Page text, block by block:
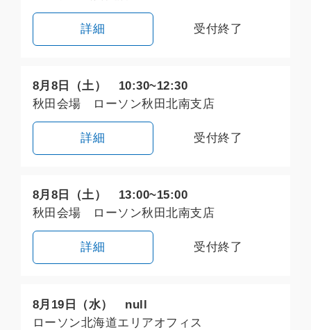
詳細 受付終了
8月8日（土） 10:30~12:30
秋田会場 ローソン秋田北南支店
詳細 受付終了
8月8日（土） 13:00~15:00
秋田会場 ローソン秋田北南支店
詳細 受付終了
8月19日（水） null
ローソン北海道エリアオフィス